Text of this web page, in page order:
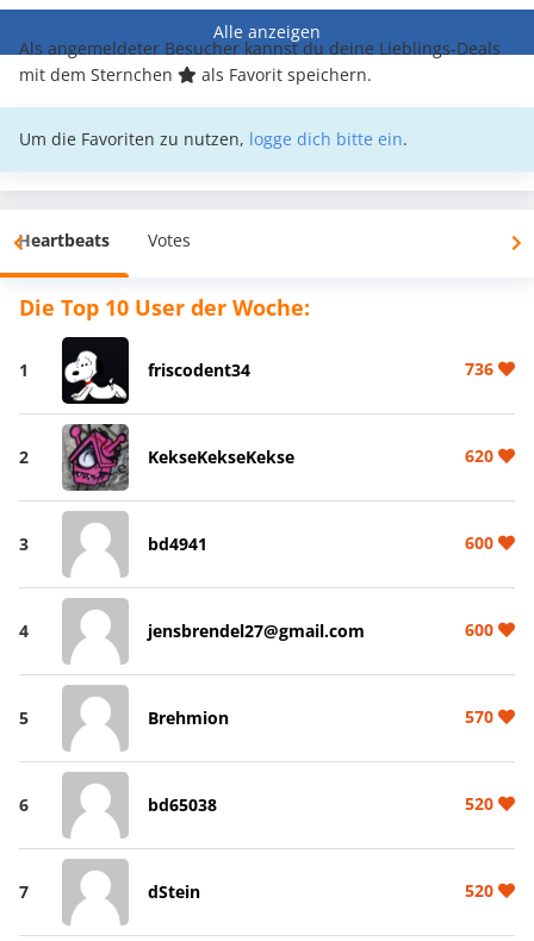
Alle anzeigen
Als angemeldeter Besucher kannst du deine Lieblings-Deals
mit dem Sternchen
als Favorit speichern.
Um die Favoriten zu nutzen, logge dich bitte ein.
Heartbeats Votes
Die Top 10 User der Woche:
1 friscodent34 736
2 KekseKekseKekse 620
3 bd4941 600
4 jensbrendel27@gmail.com 600
5 Brehmion 570
6 bd65038 520
7 dStein 520